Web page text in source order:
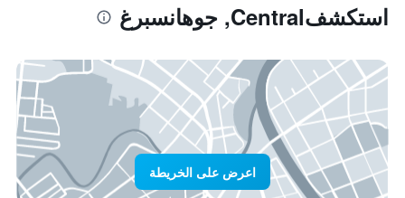
استكشفCentral, جوهانسبرغ
اعرض على الخريطة